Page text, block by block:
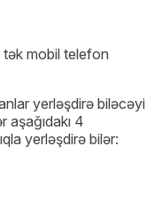
tək mobil telefon
yerləşdirə biləcəyi
aşağıdakı 4
yerləşdirə bilər: